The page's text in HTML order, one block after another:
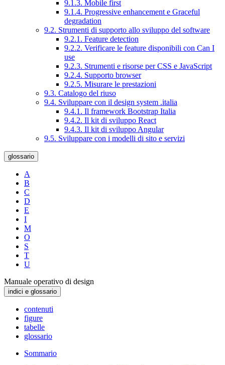
9.1.3. Mobile first
9.1.4. Progressive enhancement e Graceful
degradation
9.2. Strumenti di supporto allo sviluppo del software
9.2.1. Feature detection
9.2.2. Verificare le feature disponibili con Can I
use
9.2.3. Strumenti e risorse per CSS e JavaScript
9.2.4. Supporto browser
9.2.5. Misurare le prestazioni
9.3. Catalogo del riuso
9.4. Sviluppare con il design system .italia
9.4.1. Il framework Bootstrap Italia
9.4.2. Il kit di sviluppo React
9.4.3. Il kit di sviluppo Angular
9.5. Sviluppare con i modelli di sito e servizi
glossario
A
B
C
D
E
I
M
O
S
T
U
Manuale operativo di design
indici e glossario
contenuti
figure
tabelle
glossario
Sommario